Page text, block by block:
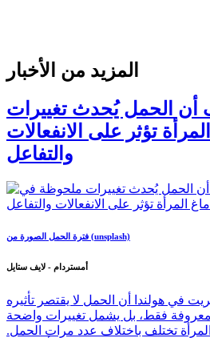
المزيد من الأخبار
الحمل يُحدث تغييرات
تؤثر على الانفعالات
والتفاعل
فترة الحمل الصورة من (unsplash)
أمستردام - لايف ستايل
في هولندا أن الحمل لا يقتصر تأثيره
فقط، بل يشمل تغييرات واضحة
تختلف باختلاف عدد مرات الحمل.